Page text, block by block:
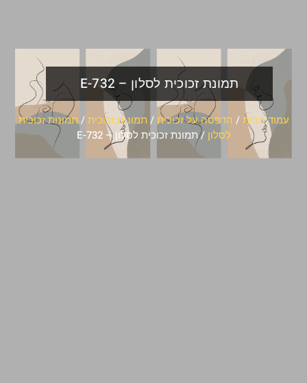
תמונת זכוכית לסלון – E-732
עמוד הבית/ הדפסה על זכוכית/ תמונות זכוכית/תמונות זכוכית
לסלון / תמונת זכוכית לסלון – E-732